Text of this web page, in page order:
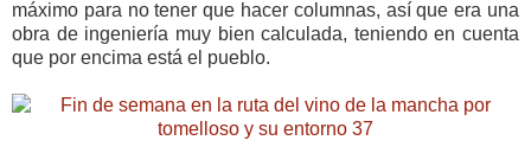
máximo para no tener que hacer columnas, así que era una
obra de ingeniería muy bien calculada, teniendo en cuenta
que por encima está el pueblo.